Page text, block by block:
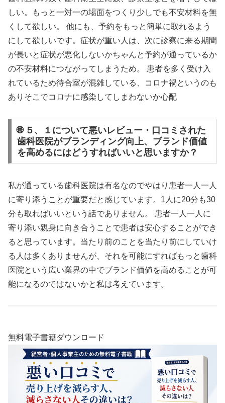
しい。もっと一対一の場面をつくり少しでも不安材料を無
くして欲しい。 他にも、予約をもっと簡単に取れるよう
にして欲しいです。症状が重い人は、次に診察に来る期間
が長いと症状が悪化しないかちゃんと予約が通っているか
の不安材料につながってしまうため。 患者を多く受け入
れているため待合室が混雑している、コロナ禍というのも
ありそこでコロナに感染してしまわないか心配
🌐 ５、１について悪いレビュー・口コミされた
歯科医院がブランディング向上、ブランド価値
を高めるにはどうすればいいと思いますか？
私が通っている歯科医院は有名なのでやはり患者一人一人
に寄り添うことが重要だと感じています。1人に20分も30
分も取ればいいという話でありません。 患者一人一人に
寄り添い親身に向き合うことで患者は安心することができ
ると思っています。当たり前のことを当たり前にしていけ
る人は多くありませんが、それを可能にすればもっと歯科
医院という広い業界の中でブランド価値を高めることが可
能になるのではないかと私は考えています。
無料電子書籍ダウンロード